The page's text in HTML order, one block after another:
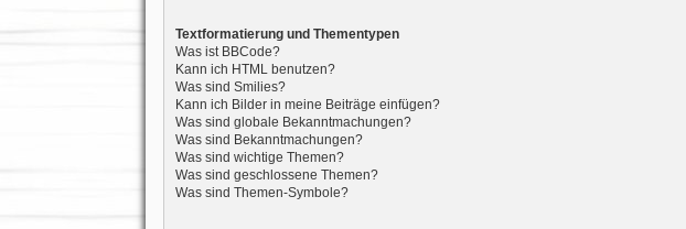
Textformatierung und Thementypen
Was ist BBCode?
Kann ich HTML benutzen?
Was sind Smilies?
Kann ich Bilder in meine Beiträge einfügen?
Was sind globale Bekanntmachungen?
Was sind Bekanntmachungen?
Was sind wichtige Themen?
Was sind geschlossene Themen?
Was sind Themen-Symbole?